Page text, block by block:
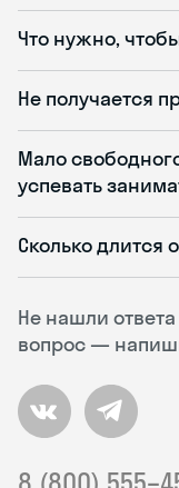
Не нашли
вопрос —
Что нужно,
Не получается
Мало
успевать
Сколько длится